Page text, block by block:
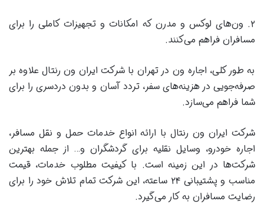
۲. ون‌های لوکس و مدرن که امکانات و تجهیزات کاملی را برای
مسافران فراهم می‌کنند.
به طور کلی، اجاره ون در تهران با شرکت ایران ون رنتال علاوه بر
صرفه‌جویی در هزینه‌های سفر، تردد آسان و بدون دردسری را برای
شما فراهم می‌سازد.
شرکت ایران ون رنتال با ارائه انواع خدمات حمل و نقل مسافر،
اجاره خودرو، وسایل نقلیه برای گردشگران و… از جمله بهترین
شرکت‌ها در این زمینه است. با کیفیت مطلوب خدمات، قیمت
مناسب و پشتیبانی ۲۴ ساعته، این شرکت تمام تلاش خود را برای
رضایت مسافران به کار می‌گیرد.